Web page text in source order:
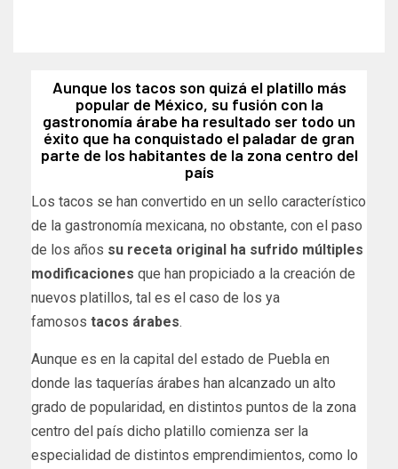
Aunque los tacos son quizá el platillo más
popular de México, su fusión con la
gastronomía árabe ha resultado ser todo un
éxito que ha conquistado el paladar de gran
parte de los habitantes de la zona centro del
país
Los tacos se han convertido en un sello característico
de la gastronomía mexicana, no obstante, con el paso
de los años su receta original ha sufrido múltiples
modificaciones que han propiciado a la creación de
nuevos platillos, tal es el caso de los ya
famosos tacos árabes.
Aunque es en la capital del estado de Puebla en
donde las taquerías árabes han alcanzado un alto
grado de popularidad, en distintos puntos de la zona
centro del país dicho platillo comienza ser la
especialidad de distintos emprendimientos, como lo